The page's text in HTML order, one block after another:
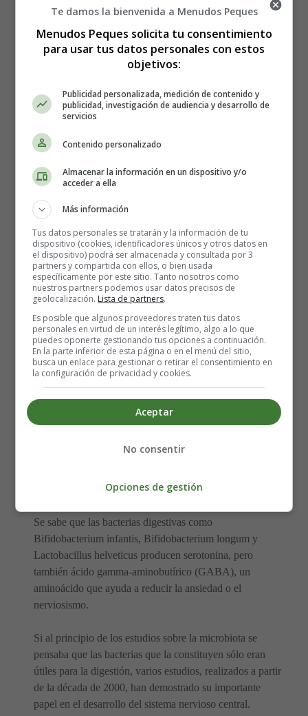
El intestino, nuestro segundo
El intestino es a menudo llamado el "segundo cerebro".
recubren nuestro tracto digestivo
También sabemos que nuestro intestino se comunica
más largo del cuerpo humano. Por lo tanto, nuestro
cerebro procesa constantemente la información
procedente del intestino.
Además, la serotonina, también conocida como la
"hormona de la felicidad", es producida en un 95% por el
importante en la regulación del estado de ánimo, o del
sueño, y se ha comprobado que es deficiente en
personas con trastornos depresivos. De hecho, los
fármacos antidepresivos más recetados, llamados
(ISRS), se dirigen a la serotonina.
La microbiota, ¿la clave de la
buena salud mental?
Se sabe que las bacterias digestivas como
Bifidobacterium infantis, Bifidobacterium longum y
Lactobacillus helveticus producen serotonina, pero
también ácido gamma-aminobutírico (GABA), un
aminoácido que ayuda a reducir la ansiedad o el
nerviosismo.
Si al principio de los estudios sobre la microbiota se
pensaba que las bacterias que la constituyen sólo eran
útiles para la digestión, varios estudios, realizados a partir
de la década de 2000, han demostrado su importante
papel en el desarrollo del sistema nervioso central.
Te damos la bienvenida a Menudos Peques
Menudos Peques solicita tu consentimiento
para usar tus datos personales con estos
objetivos:
Publicidad personalizada, medición de contenido y
publicidad, investigación de audiencia y desarrollo de
servicios
Contenido personalizado
Almacenar la información en un dispositivo y/o
acceder a ella
Más información
Tus datos personales se tratarán y la información de tu
dispositivo (cookies, identificadores únicos y otros datos en
el dispositivo) podrá ser almacenada y consultada por 3
partners y compartida con ellos, o bien usada
específicamente por este sitio. Tanto nosotros como
nuestros partners podemos usar datos precisos de
geolocalización. Lista de partners.
Es posible que algunos proveedores traten tus datos
personales en virtud de un interés legítimo, algo a lo que
puedes oponerte gestionando tus opciones a continuación.
En la parte inferior de esta página o en el menú del sitio,
busca un enlace para gestionar o retirar el consentimiento en
la configuración de privacidad y cookies.
Aceptar
No consentir
Opciones de gestión